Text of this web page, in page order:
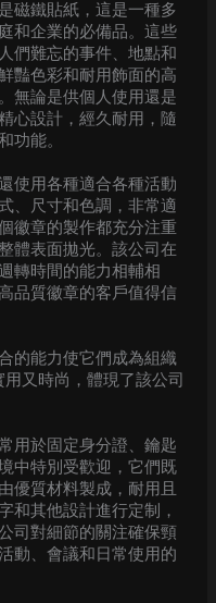
磁鐵貼紙，這是一種多
和企業的必備品。這些
們難忘的事件、地點和
豔色彩和耐用飾面的高
無論是供個人使用還是
心設計，經久耐用，隨
功能。
使用各種適合各種活動
、尺寸和色調，非常適
徽章的製作都充分注重
體表面拋光。該公司在
轉時間的能力相輔相
品質徽章的客戶值得信
的能力使它們成為組織
又時尚，體現了該公司
用於固定身分證、鑰匙
中特別受歡迎，它們既
優質材料製成，耐用且
和其他設計進行定制，
司對細節的關注確保頸
動、會議和日常使用的